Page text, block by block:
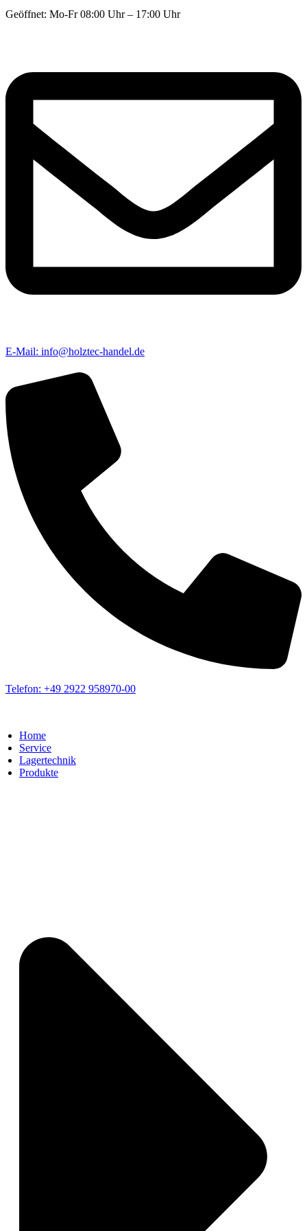
Geöffnet: Mo-Fr 08:00 Uhr – 17:00 Uhr
E-Mail: info@holztec-handel.de
Telefon: +49 2922 958970-00
Home
Service
Lagertechnik
Produkte